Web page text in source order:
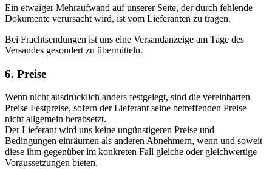
Ein etwaiger Mehraufwand auf unserer Seite, der durch fehlende
Dokumente verursacht wird, ist vom Lieferanten zu tragen.
Bei Frachtsendungen ist uns eine Versandanzeige am Tage des
Versandes gesondert zu übermitteln.
6. Preise
Wenn nicht ausdrücklich anders festgelegt, sind die vereinbarten
Preise Festpreise, sofern der Lieferant seine betreffenden Preise
nicht allgemein herabsetzt.
Der Lieferant wird uns keine ungünstigeren Preise und
Bedingungen einräumen als anderen Abnehmern, wenn und soweit
diese ihm gegenüber im konkreten Fall gleiche oder gleichwertige
Voraussetzungen bieten.